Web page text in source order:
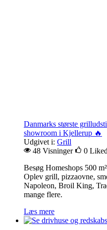
Danmarks største
showroom i Kjellerup 🔥
Udgivet i: Grill
48 Visninger
0 Liked
Besøg Homeshops 500
Oplev grill, pizzaovne,
Napoleon, Broil King,
mange flere.
Læs mere